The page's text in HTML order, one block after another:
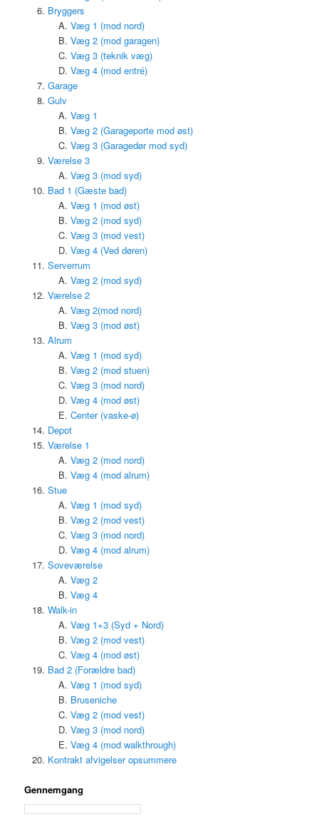
Bryggers
Væg 1 (mod nord)
Væg 2 (mod garagen)
Væg 3 (teknik væg)
Væg 4 (mod entré)
Garage
Gulv
Væg 1
Væg 2 (Garageporte mod øst)
Væg 3 (Garagedør mod syd)
Værelse 3
Væg 3 (mod syd)
Bad 1 (Gæste bad)
Væg 1 (mod øst)
Væg 2 (mod syd)
Væg 3 (mod vest)
Væg 4 (Ved døren)
Serverrum
Væg 2 (mod syd)
Værelse 2
Væg 2(mod nord)
Væg 3 (mod øst)
Alrum
Væg 1 (mod syd)
Væg 2 (mod stuen)
Væg 3 (mod nord)
Væg 4 (mod øst)
Center (vaske-ø)
Depot
Værelse 1
Væg 2 (mod nord)
Væg 4 (mod alrum)
Stue
Væg 1 (mod syd)
Væg 2 (mod vest)
Væg 3 (mod nord)
Væg 4 (mod alrum)
Soveværelse
Væg 2
Væg 4
Walk-in
Væg 1+3 (Syd + Nord)
Væg 2 (mod vest)
Væg 4 (mod øst)
Bad 2 (Forældre bad)
Væg 1 (mod syd)
Bruseniche
Væg 2 (mod vest)
Væg 3 (mod nord)
Væg 4 (mod walkthrough)
Kontrakt afvigelser opsummere
Gennemgang